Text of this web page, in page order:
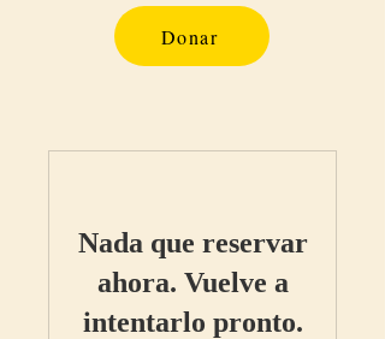
Donar
Nada que reservar
ahora. Vuelve a
intentarlo pronto.